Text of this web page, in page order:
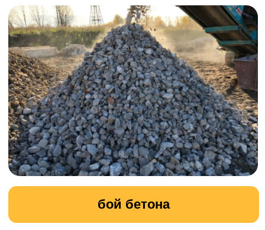
Земляные работы
Наша компания предлагает
профессиональные услуги по